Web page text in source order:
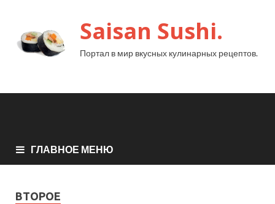
Saisan Sushi.
Портал в мир вкусных кулинарных рецептов.
ГЛАВНОЕ МЕНЮ
ВТОРОЕ